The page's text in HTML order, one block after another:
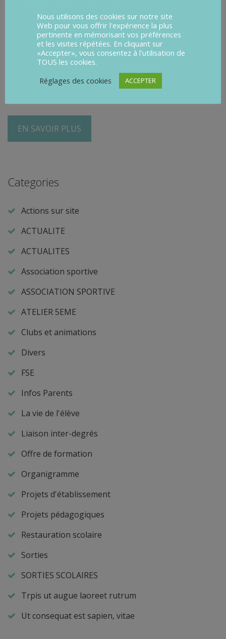
16 MARS 2017: AS BASKETJEAN RENOIR CHAMPIONNE DU
.BRAVO…. BRAVO…. BRAVO…. BRAVO…. BRAVO…. BRAVO….
EN SAVOIR PLUS
Categories
Actions sur site
ACTUALITE
ACTUALITES
Association sportive
ASSOCIATION SPORTIVE
ATELIER 5EME
Clubs et animations
Divers
FSE
Infos Parents
La vie de l'élève
Liaison inter-degrés
Offre de formation
Organigramme
Projets d'établissement
Projets pédagogiques
Restauration scolaire
Sorties
SORTIES SCOLAIRES
Trpis ut augue laoreet rutrum
Ut consequat est sapien, vitae
Nous utilisons des cookies sur notre site
Web pour vous offrir l'expérience la plus
pertinente en mémorisant vos préférences
et les visites répétées. En cliquant sur
«Accepter», vous consentez à l'utilisation de
TOUS les cookies.
Réglages des cookies
ACCEPTER